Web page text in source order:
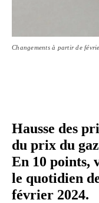
Changements à partir de
Hausse des
du prix du
En 10 points,
le quotidien
février 2024.